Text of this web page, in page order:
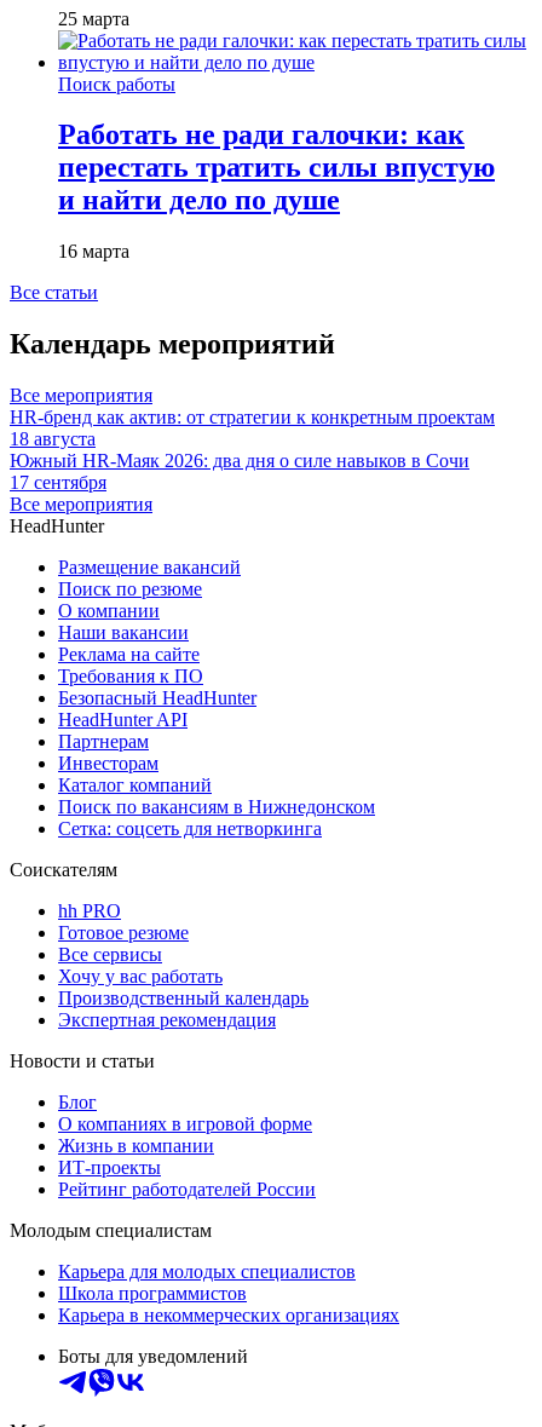
25 марта
Поиск работы
Работать не ради галочки: как
перестать тратить силы впустую
и найти дело по душе
16 марта
Все статьи
Календарь мероприятий
Все мероприятия
HR-бренд как актив: от стратегии к конкретным проектам
18 августа
Южный HR-Маяк 2026: два дня о силе навыков в Сочи
17 сентября
Все мероприятия
HeadHunter
Размещение вакансий
Поиск по резюме
О компании
Наши вакансии
Реклама на сайте
Требования к ПО
Безопасный HeadHunter
HeadHunter API
Партнерам
Инвесторам
Каталог компаний
Поиск по вакансиям в Нижнедонском
Сетка: соцсеть для нетворкинга
Соискателям
hh PRO
Готовое резюме
Все сервисы
Хочу у вас работать
Производственный календарь
Экспертная рекомендация
Новости и статьи
Блог
О компаниях в игровой форме
Жизнь в компании
ИТ-проекты
Рейтинг работодателей России
Молодым специалистам
Карьера для молодых специалистов
Школа программистов
Карьера в некоммерческих организациях
Боты для уведомлений